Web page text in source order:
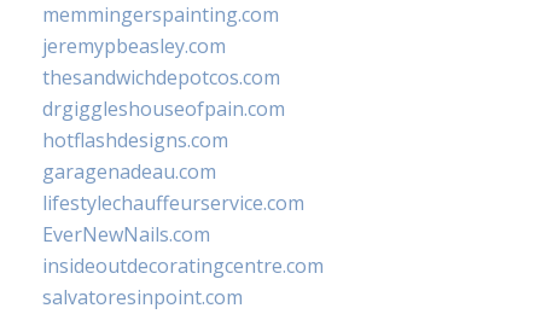
memmingerspainting.com
jeremypbeasley.com
thesandwichdepotcos.com
drgiggleshouseofpain.com
hotflashdesigns.com
garagenadeau.com
lifestylechauffeurservice.com
EverNewNails.com
insideoutdecoratingcentre.com
salvatoresinpoint.com